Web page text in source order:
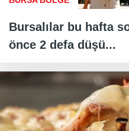
Bursalılar bu hafta
önce 2 defa düşü...